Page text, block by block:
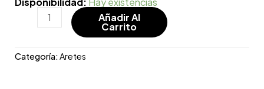
Añadir Al
Carrito
Categoría:Aretes